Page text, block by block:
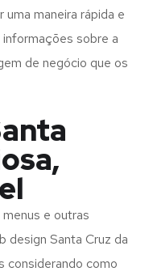
maneira rápida e
sobre a
de negócio que os
e outras
design Santa Cruz da
considerando como